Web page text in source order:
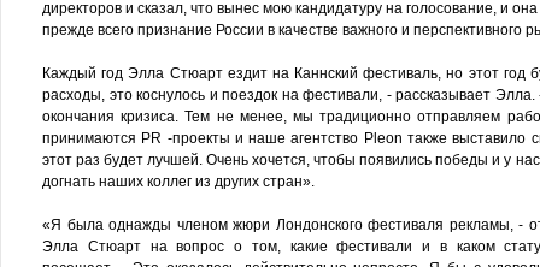
директоров и сказал, что вынес мою кандидатуру на голосование, и
прежде всего признание России в качестве важного и перспективного
Каждый год Элла Стюарт ездит на Каннский фестиваль, но этот
расходы, это коснулось и поездок на фестивали, - рассказывает
окончания кризиса. Тем не менее, мы традиционно отправляем
принимаются PR -проекты и наше агентство Pleon также выставило
этот раз будет лучшей. Очень хочется, чтобы появились победы и у
догнать наших коллег из других стран».
«Я была однажды членом жюри Лондонского фестиваля рекламы, -
Элла Стюарт на вопрос о том, какие фестивали и в каком